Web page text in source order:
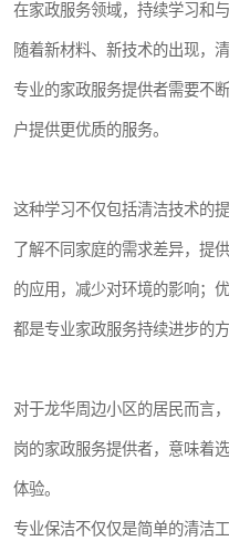
在家政服务领域，持续学习和
随着新材料、新技术的出现，
专业的家政服务提供者需要不
户提供更优质的服务。
这种学习不仅包括清洁技术的
了解不同家庭的需求差异，提
的应用，减少对环境的影响；
都是专业家政服务持续进步的方
对于龙华周边小区的居民而言
岗的家政服务提供者，意味着
体验。
专业保洁不仅仅是简单的清洁